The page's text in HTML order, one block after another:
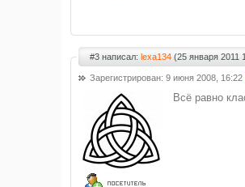
#3 написал: lexa134 (25 января 2011
Зарегистрирован: 9 июня 2008, 16:22
Всё равно